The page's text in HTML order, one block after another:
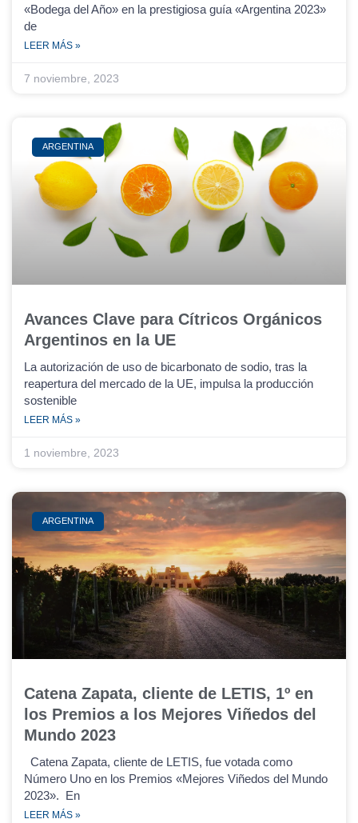
«Bodega del Año» en la prestigiosa guía «Argentina 2023»
de
LEER MÁS »
7 noviembre, 2023
ARGENTINA
Avances Clave para Cítricos Orgánicos
Argentinos en la UE
La autorización de uso de bicarbonato de sodio, tras la
reapertura del mercado de la UE, impulsa la producción
sostenible
LEER MÁS »
1 noviembre, 2023
ARGENTINA
Catena Zapata, cliente de LETIS, 1º en
los Premios a los Mejores Viñedos del
Mundo 2023
Catena Zapata, cliente de LETIS, fue votada como
Número Uno en los Premios «Mejores Viñedos del Mundo
2023». En
LEER MÁS »